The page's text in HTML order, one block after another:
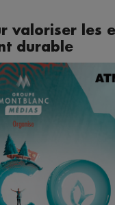
valoriser les
durable